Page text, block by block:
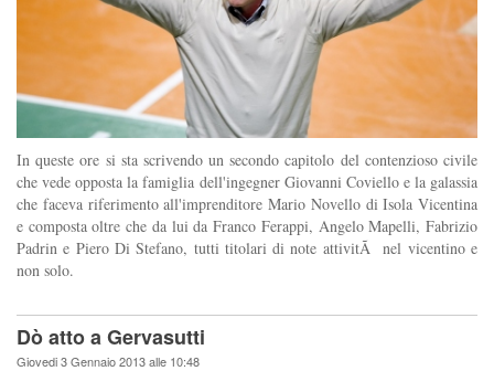
In queste ore si sta scrivendo un secondo capitolo del contenzioso civile
che vede opposta la famiglia dell'ingegner Giovanni Coviello e la galassia
che faceva riferimento all'imprenditore Mario Novello di Isola Vicentina
e composta oltre che da lui da Franco Ferappi, Angelo Mapelli, Fabrizio
Padrin e Piero Di Stefano, tutti titolari di note attivitÃ nel vicentino e
non solo.
Dò atto a Gervasutti
Giovedi 3 Gennaio 2013 alle 10:48